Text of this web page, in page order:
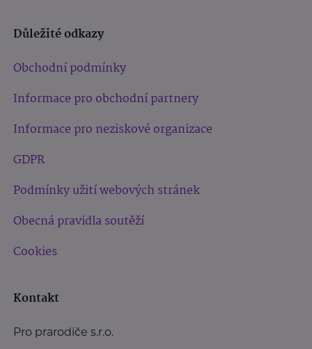
Důležité odkazy
Obchodní podmínky
Informace pro obchodní partnery
Informace pro neziskové organizace
GDPR
Podmínky užití webových stránek
Obecná pravidla soutěží
Cookies
Kontakt
Pro prarodiče s.r.o.